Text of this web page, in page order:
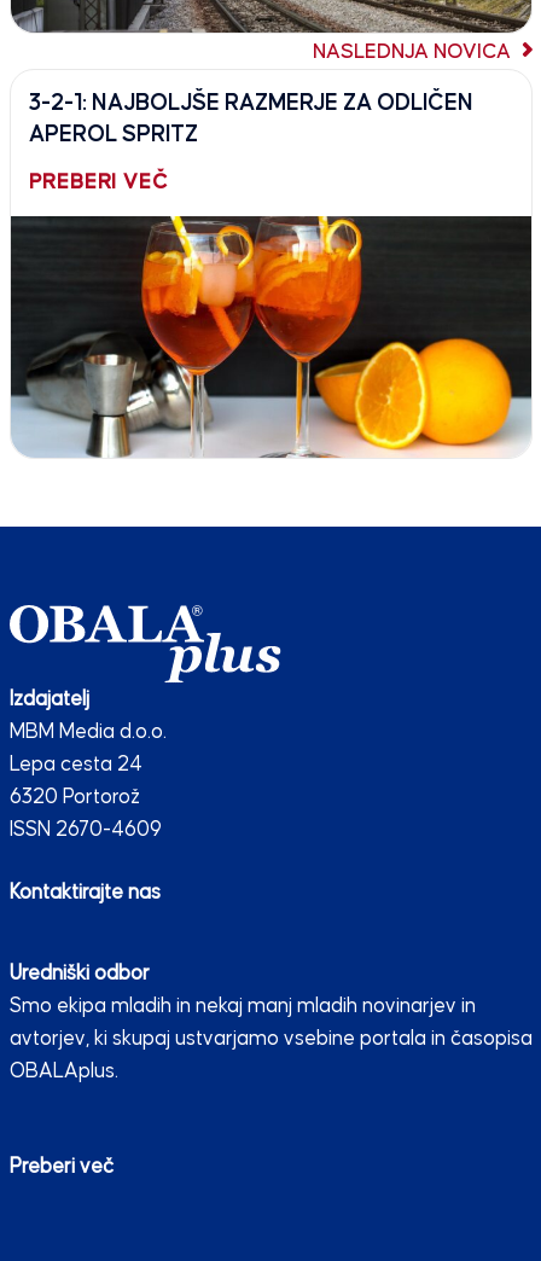
NASLEDNJA NOVICA
3-2-1: NAJBOLJŠE RAZMERJE ZA ODLIČEN
APEROL SPRITZ
PREBERI VEČ
Izdajatelj
MBM Media d.o.o.
Lepa cesta 24
6320 Portorož
ISSN 2670-4609
Kontaktirajte nas
Uredniški odbor
Smo ekipa mladih in nekaj manj mladih novinarjev in
avtorjev, ki skupaj ustvarjamo vsebine portala in časopisa
OBALAplus.
Preberi več